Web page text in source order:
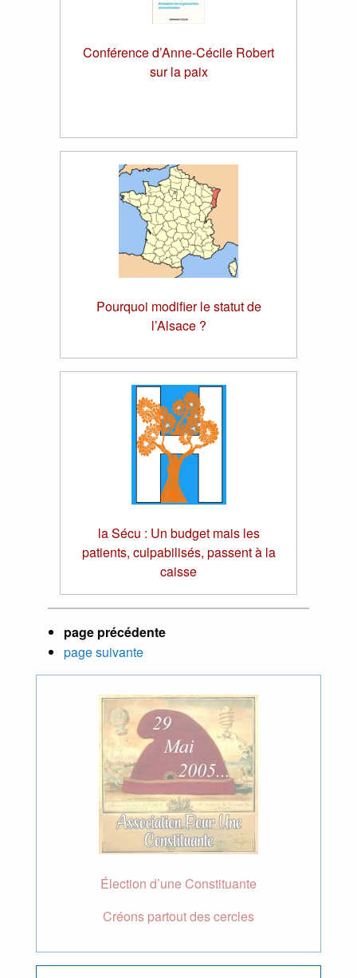
Conférence d’Anne-Cécile Robert
sur la paix
Pourquoi modifier le statut de
l’Alsace ?
la Sécu : Un budget mais les
patients, culpabilisés, passent à la
caisse
page précédente
page suivante
Élection d’une Constituante
Créons partout des cercles